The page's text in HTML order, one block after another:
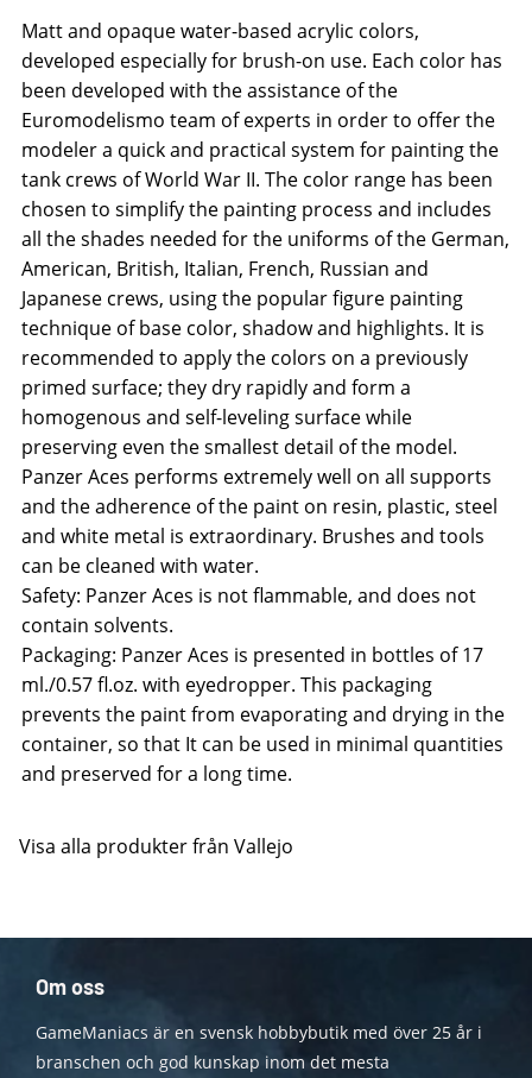
Matt and opaque water-based acrylic colors,
developed especially for brush-on use. Each color has
been developed with the assistance of the
Euromodelismo team of experts in order to offer the
modeler a quick and practical system for painting the
tank crews of World War II. The color range has been
chosen to simplify the painting process and includes
all the shades needed for the uniforms of the German,
American, British, Italian, French, Russian and
Japanese crews, using the popular figure painting
technique of base color, shadow and highlights. It is
recommended to apply the colors on a previously
primed surface; they dry rapidly and form a
homogenous and self-leveling surface while
preserving even the smallest detail of the model.
Panzer Aces performs extremely well on all supports
and the adherence of the paint on resin, plastic, steel
and white metal is extraordinary. Brushes and tools
can be cleaned with water.
Safety: Panzer Aces is not flammable, and does not
contain solvents.
Packaging: Panzer Aces is presented in bottles of 17
ml./0.57 fl.oz. with eyedropper. This packaging
prevents the paint from evaporating and drying in the
container, so that It can be used in minimal quantities
and preserved for a long time.
Visa alla produkter från Vallejo
Om oss
GameManiacs är en svensk hobbybutik med över 25 år i
branschen och god kunskap inom det mesta